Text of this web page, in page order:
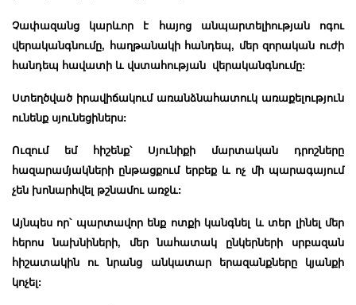
Չափազանց կարևոր է հայոց անպարտելիության ոգու
վերականգնումը, հաղթանակի հանդեպ, մեր զորական ուժի
հանդեպ հավատի և վստահության վերականգնումը:
Ստեղծված իրավիճակում առանձնահատուկ առաքելություն
ունենք սյունեցիներս:
Ուզում եմ հիշենք՝ Սյունիքի մարտական դրոշները
հազարամյակների ընթացքում երբեք և ոչ մի պարագայում
չեն խոնարհվել թշնամու առջև:
Այնպես որ՝ պարտավոր ենք ոտքի կանգնել և տեր լինել մեր
հերոս նախնիների, մեր նահատակ ընկերների սրբազան
հիշատակին ու նրանց անկատար երազանքները կյանքի
կոչել: